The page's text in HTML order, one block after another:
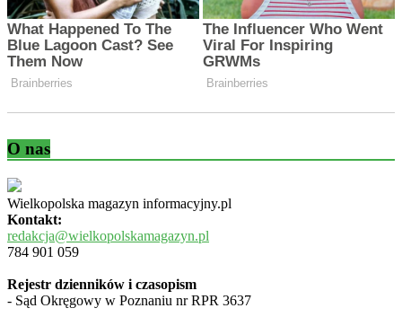
O nas
Wielkopolska magazyn informacyjny.pl
Kontakt:
redakcja@wielkopolskamagazyn.pl
784 901 059
Rejestr dzienników i czasopism
- Sąd Okręgowy w Poznaniu nr RPR 3637